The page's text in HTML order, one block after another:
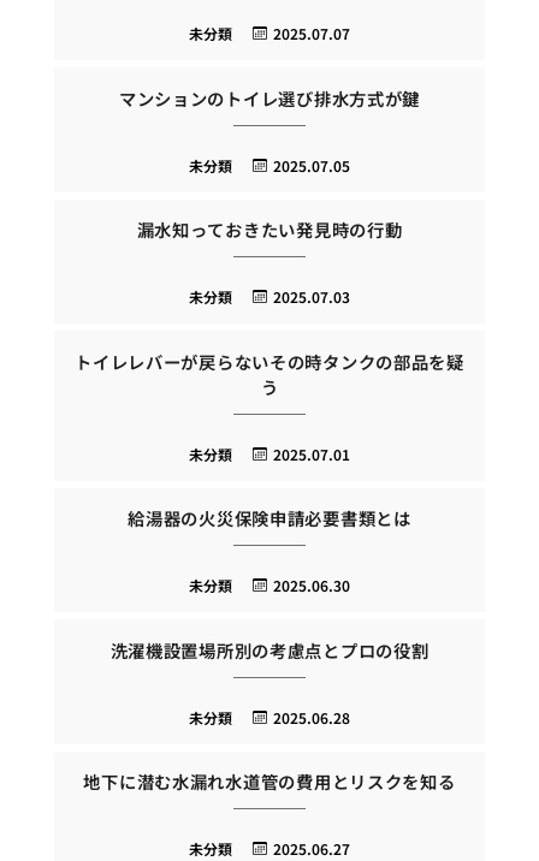
2025.07.07
未分類
マンションのトイレ選び排水方式が鍵
2025.07.05
未分類
漏水知っておきたい発見時の行動
2025.07.03
未分類
トイレレバーが戻らないその時タンクの部品を疑
う
2025.07.01
未分類
給湯器の火災保険申請必要書類とは
2025.06.30
未分類
洗濯機設置場所別の考慮点とプロの役割
2025.06.28
未分類
地下に潜む水漏れ水道管の費用とリスクを知る
2025.06.27
未分類